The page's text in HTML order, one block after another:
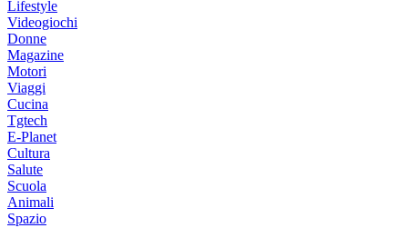
Lifestyle
Videogiochi
Donne
Magazine
Motori
Viaggi
Cucina
Tgtech
E-Planet
Cultura
Salute
Scuola
Animali
Spazio